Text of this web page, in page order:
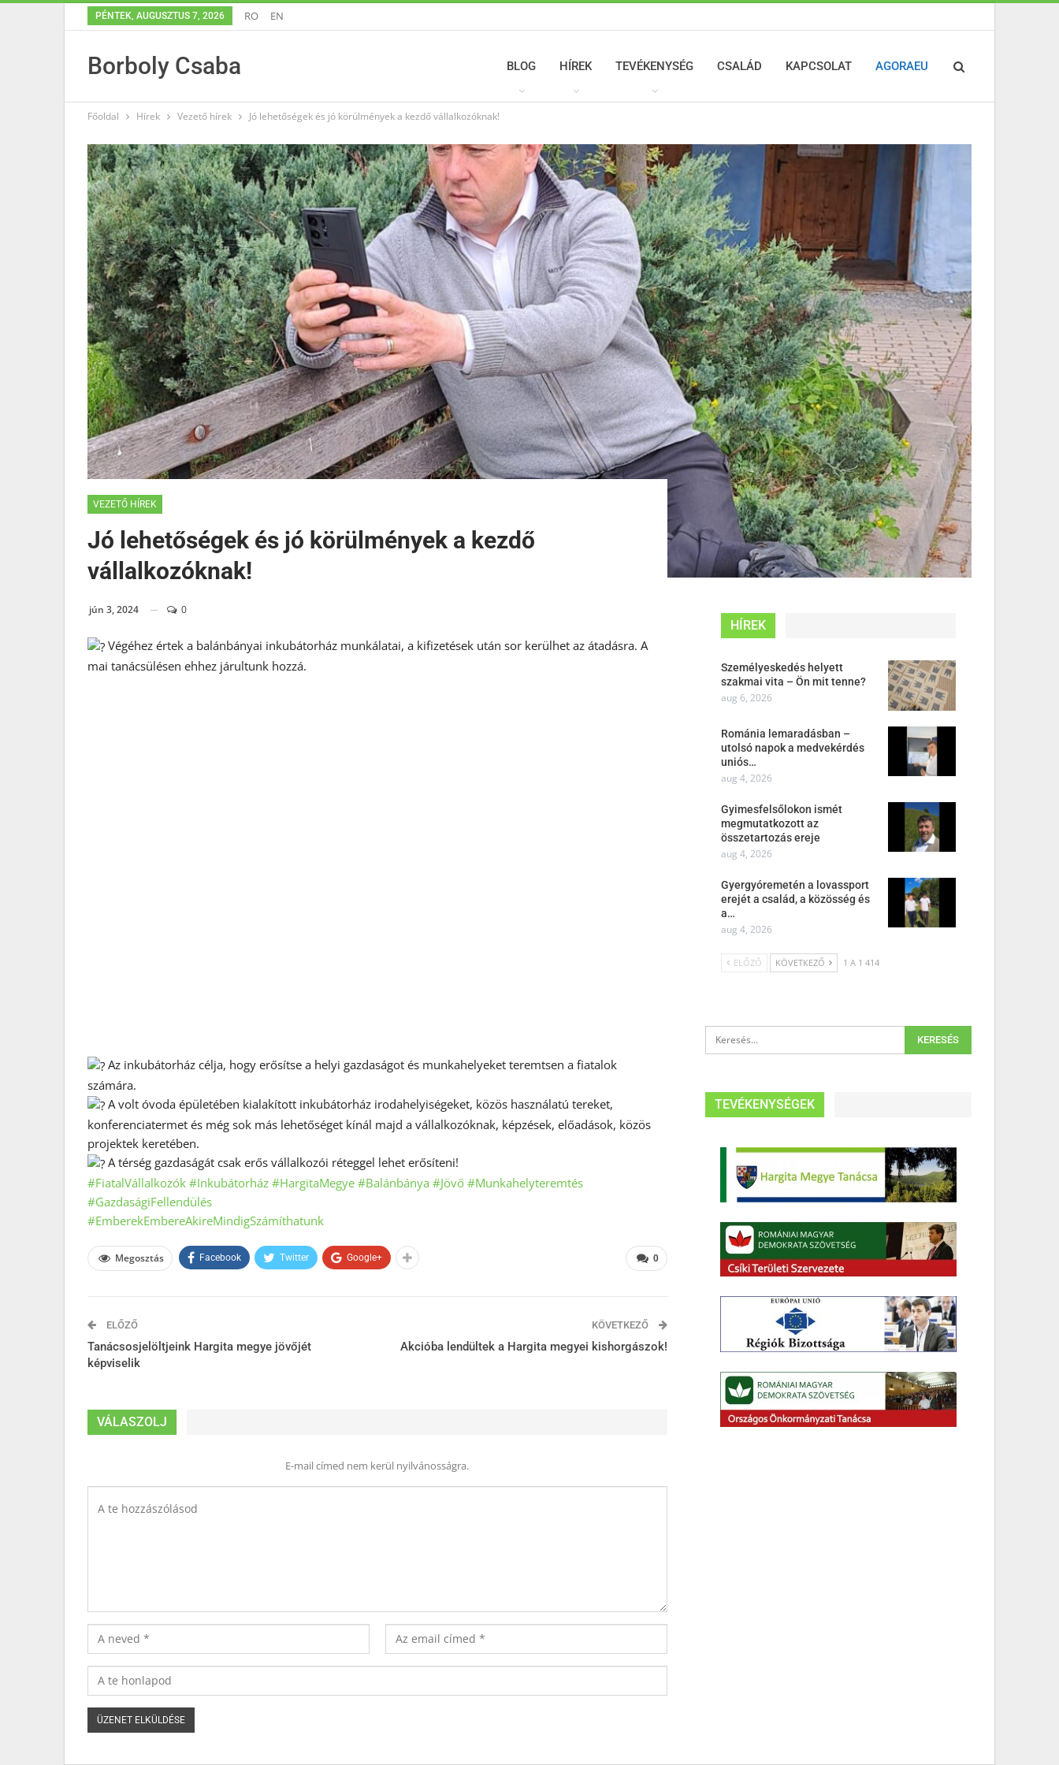
PÉNTEK, AUGUSZTUS 7, 2026 RO EN
Borboly Csaba BLOG HÍREK TEVÉKENYSÉG CSALÁD KAPCSOLAT AGORAEU
Főoldal Hírek Vezető hírek Jó lehetőségek és jó körülmények a kezdő vállalkozóknak!
VEZETŐ HÍREK
Jó lehetőségek és jó körülmények a kezdő
vállalkozóknak!
jún 3, 2024 0
Végéhez értek a balánbányai inkubátorház munkálatai, a kifizetések után sor kerülhet az átadásra. A
mai tanácsülésen ehhez járultunk hozzá.
Az inkubátorház célja, hogy erősítse a helyi gazdaságot és munkahelyeket teremtsen a fiatalok
számára.
A volt óvoda épületében kialakított inkubátorház irodahelyiségeket, közös használatú tereket,
konferenciatermet és még sok más lehetőséget kínál majd a vállalkozóknak, képzések, előadások, közös
projektek keretében.
A térség gazdaságát csak erős vállalkozói réteggel lehet erősíteni!
#FiatalVállalkozók #Inkubátorház #HargitaMegye #Balánbánya #Jövő #Munkahelyteremtés
#GazdaságiFellendülés
#EmberekEmbereAkireMindigSzámíthatunk
0
Megosztás Facebook Twitter Google+
ELŐZŐ
Tanácsosjelöltjeink Hargita megye jövőjét
képviselik
KÖVETKEZŐ
Akcióba lendültek a Hargita megyei kishorgászok!
VÁLASZOLJ
E-mail címed nem kerül nyilvánosságra.
HÍREK
Személyeskedés helyett
szakmai vita – Ön mit tenne?
aug 6, 2026
Románia lemaradásban –
utolsó napok a medvekérdés
uniós…
aug 4, 2026
Gyimesfelsőlokon ismét
megmutatkozott az
összetartozás ereje
aug 4, 2026
Gyergyóremetén a lovassport
erejét a család, a közösség és
a…
aug 4, 2026
ELŐZŐ KÖVETKEZŐ 1 A 1 414
TEVÉKENYSÉGEK